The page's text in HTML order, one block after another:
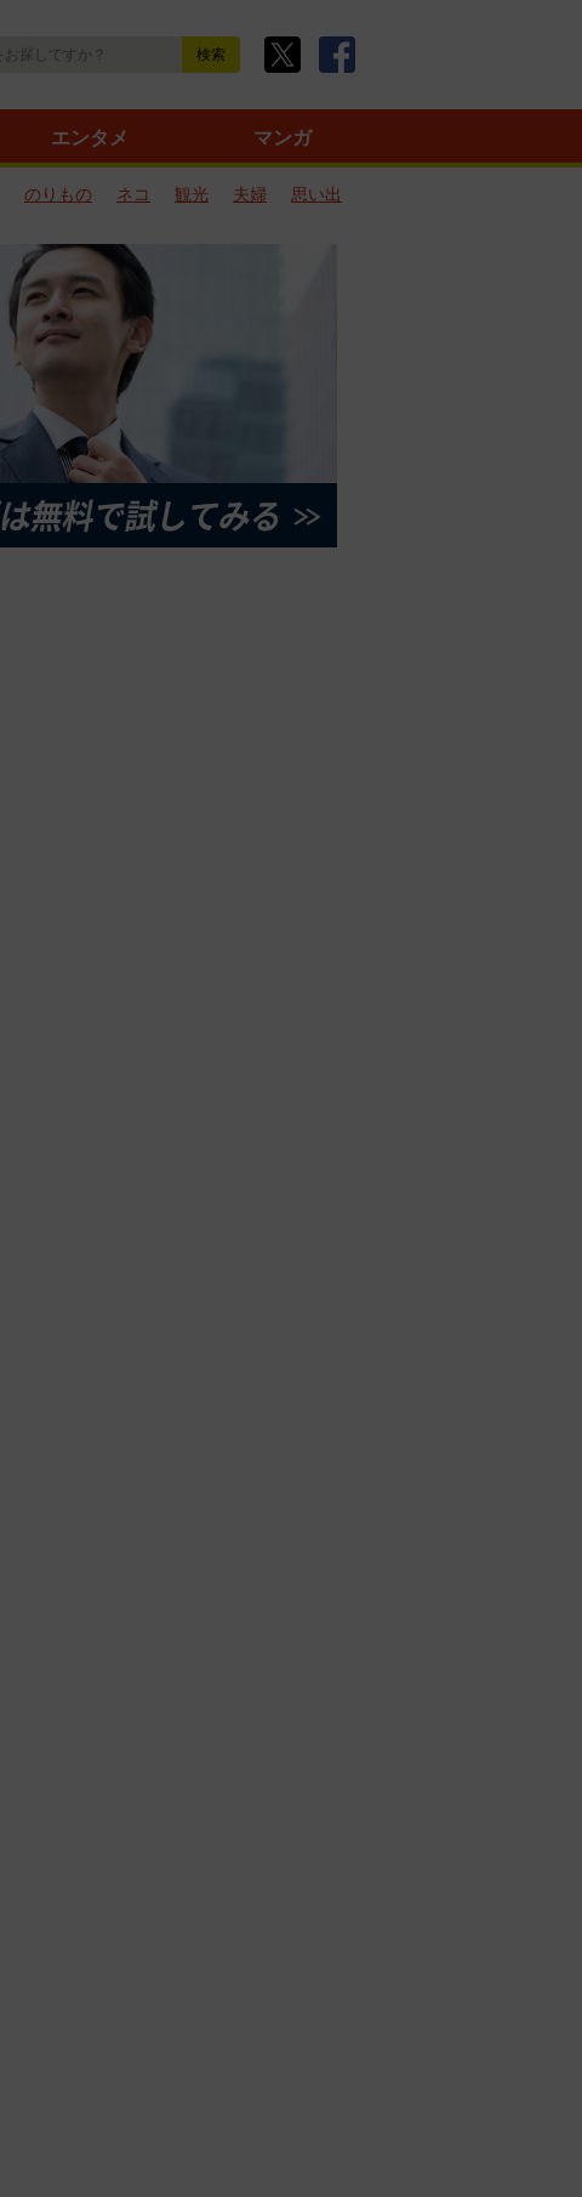
エンタメ マンガ
のりもの ネコ 観光 夫婦
思い出